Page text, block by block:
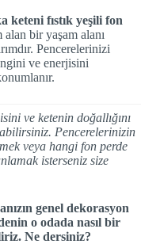
keteni fıstık yeşili fon
bir yaşam alanı
Pencerelerinizi
ve enerjisini
ve ketenin doğallığını
Pencerelerinizin
veya hangi fon perde
isterseniz size
genel dekorasyon
o odada nasıl bir
Ne dersiniz?